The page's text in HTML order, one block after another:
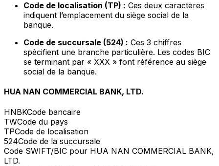
Code de localisation (TP) : Ces deux caractères
indiquent l’emplacement du siège social de la
banque.
Code de succursale (524) : Ces 3 chiffres
spécifient une branche particulière. Les codes BIC
se terminant par « XXX » font référence au siège
social de la banque.
HUA NAN COMMERCIAL BANK, LTD.
HNBKCode bancaire
TWCode du pays
TPCode de localisation
524Code de la succursale
Code SWIFT/BIC pour HUA NAN COMMERCIAL BANK,
LTD.